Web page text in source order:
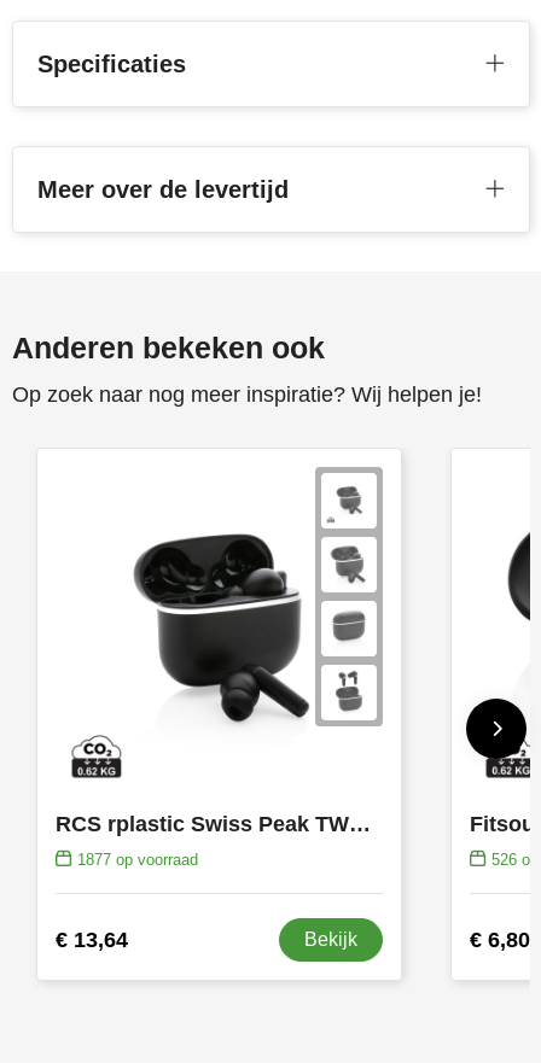
Victorinox
Specificaties
Meer over de levertijd
Anderen bekeken ook
Op zoek naar nog meer inspiratie? Wij helpen je!
RCS rplastic Swiss Peak TWS oordoppen 2.0
1877op voorraad
€ 13,64 Bekijk
526op
€ 6,80